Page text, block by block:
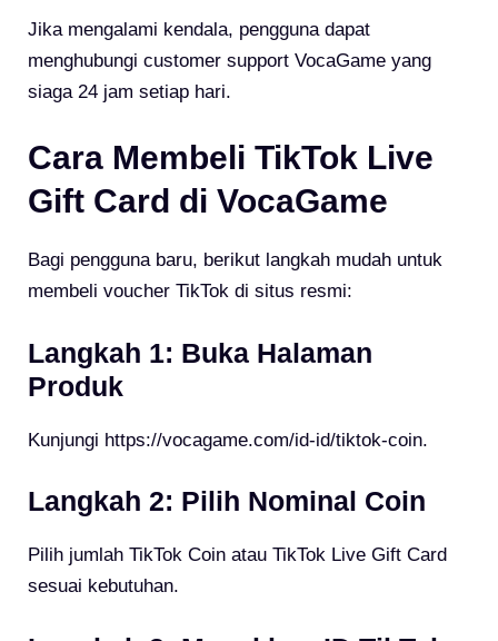
Jika mengalami kendala, pengguna dapat
menghubungi customer support VocaGame yang
siaga 24 jam setiap hari.
Cara Membeli TikTok Live
Gift Card di VocaGame
Bagi pengguna baru, berikut langkah mudah untuk
membeli voucher TikTok di situs resmi:
Langkah 1: Buka Halaman
Produk
Kunjungi https://vocagame.com/id-id/tiktok-coin.
Langkah 2: Pilih Nominal Coin
Pilih jumlah TikTok Coin atau TikTok Live Gift Card
sesuai kebutuhan.